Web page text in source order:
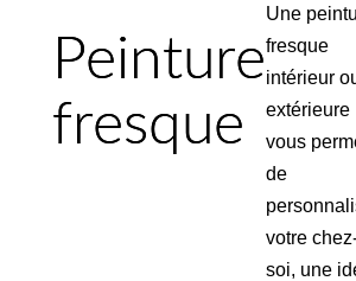
Peinture
fresque
Une
fresque
intérieur
extérieure
vous
de
votre
soi, une